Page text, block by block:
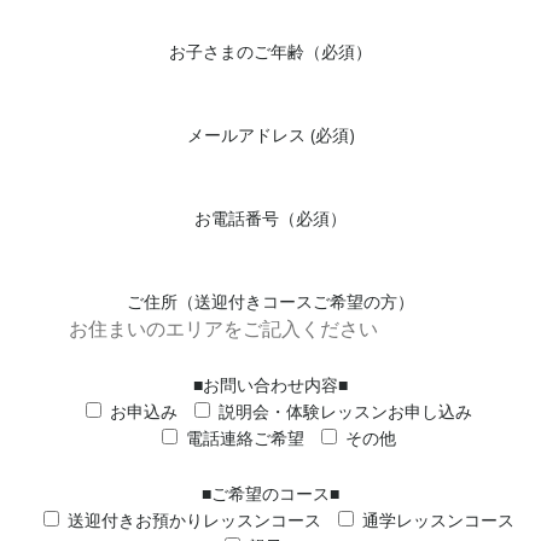
お子さまのご年齢（必須）
メールアドレス (必須)
お電話番号（必須）
ご住所（送迎付きコースご希望の方）
■お問い合わせ内容■
お申込み
説明会・体験レッスンお申し込み
電話連絡ご希望
その他
■ご希望のコース■
送迎付きお預かりレッスンコース
通学レッスンコース